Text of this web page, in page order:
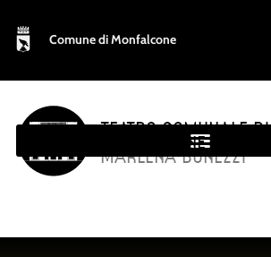
Comune di Monfalcone
TEATRO COMUNALE DI
MONFALCONE
MARLENA BONEZZI